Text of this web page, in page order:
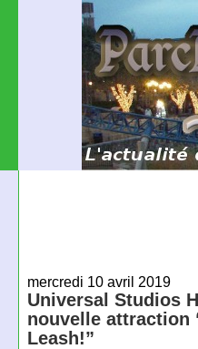
mercredi 10 avril 2019
Universal Studios
nouvelle attraction
Leash!”